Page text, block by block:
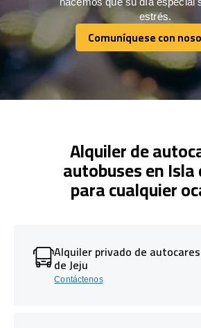
estrés.
Comuníquese con
Comuníquese con
Alquiler de
autobuses en Isla
para cualquier
Alquiler privado de
de Jeju
Contáctenos